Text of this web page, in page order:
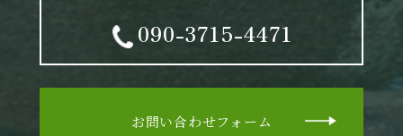
090-3715-4471
お問い合わせフォーム